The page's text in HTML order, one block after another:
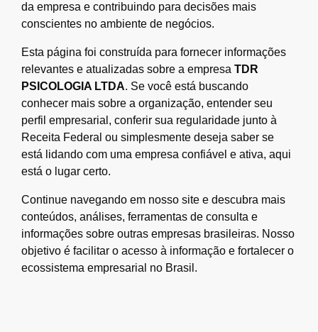
da empresa e contribuindo para decisões mais
conscientes no ambiente de negócios.
Esta página foi construída para fornecer informações
relevantes e atualizadas sobre a empresa TDR
PSICOLOGIA LTDA. Se você está buscando
conhecer mais sobre a organização, entender seu
perfil empresarial, conferir sua regularidade junto à
Receita Federal ou simplesmente deseja saber se
está lidando com uma empresa confiável e ativa, aqui
está o lugar certo.
Continue navegando em nosso site e descubra mais
conteúdos, análises, ferramentas de consulta e
informações sobre outras empresas brasileiras. Nosso
objetivo é facilitar o acesso à informação e fortalecer o
ecossistema empresarial no Brasil.